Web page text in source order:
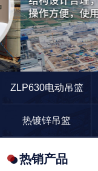
ZLP630电动吊篮
热镀锌吊篮
热销产品